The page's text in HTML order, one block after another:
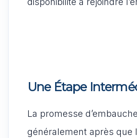
Une Étape
La promesse
généralement après que